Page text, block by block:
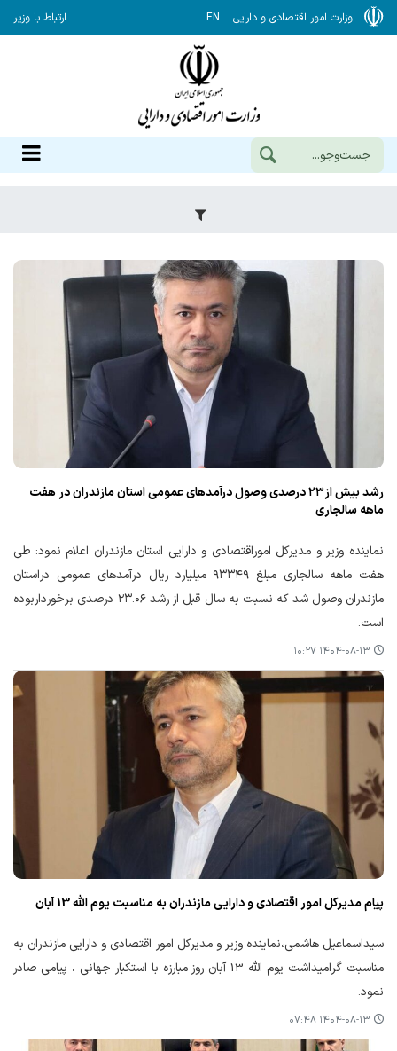
وزارت امور اقتصادی و دارایی EN ارتباط با وزیر
رشد بیش از۲۳ درصدی وصول درآمدهای عمومی استان مازندران در هفت
ماهه سالجاری
نماینده وزیر و مدیرکل اموراقتصادی و دارایی استان مازندران اعلام نمود: طی
هفت ماهه سالجاری مبلغ ۹۳۳۴۹ میلیارد ریال درآمدهای عمومی دراستان
مازندران وصول شد که نسبت به سال قبل از رشد ۲۳.۰۶ درصدی برخورداربوده
است.
۱۴۰۴-۰۸-۱۳ ۱۰:۲۷
پیام مدیرکل امور اقتصادی و دارایی مازندران به مناسبت یوم الله 13 آبان
سیداسماعیل هاشمی،نماینده وزیر و مدیرکل امور اقتصادی و دارایی مازندران به
مناسبت گرامیداشت یوم الله 13 آبان روز مبارزه با استکبار جهانی ، پیامی صادر
نمود.
۱۴۰۴-۰۸-۱۳ ۰۷:۴۸